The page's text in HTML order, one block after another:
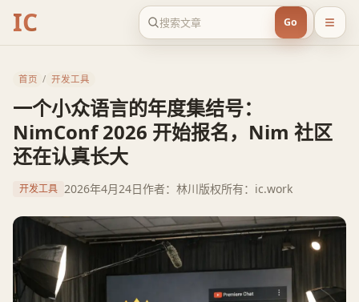
IC Go
首页 / 开发工具
一个小众语言的年度集结号：
NimConf 2026 开始报名，Nim 社区
还在认真长大
开发工具 2026年4月24日作者：林川版权所有：ic.work